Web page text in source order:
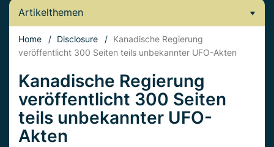
Artikelthemen
Home / Disclosure / Kanadische Regierung
veröffentlicht 300 Seiten teils unbekannter UFO-Akten
Kanadische Regierung
veröffentlicht 300 Seiten
teils unbekannter UFO-
Akten